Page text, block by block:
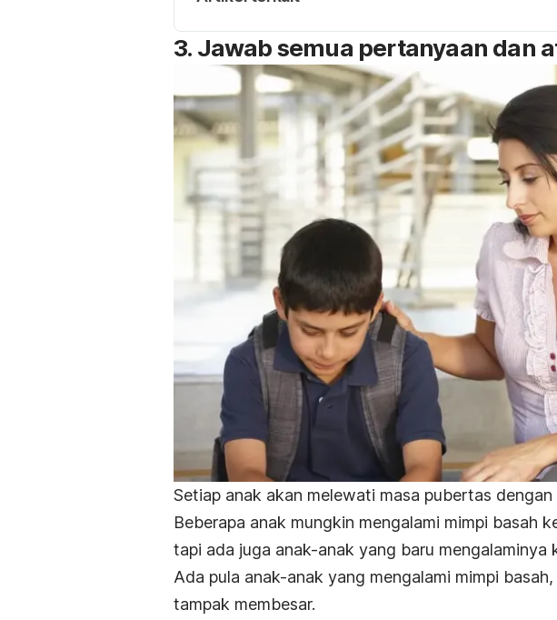
3. Jawab semua pertanyaan dan
Setiap anak akan melewati masa pubertas
Beberapa anak mungkin mengalami mimpi basah
tapi ada juga anak-anak yang baru mengalaminya
Ada pula anak-anak yang mengalami mimpi
tampak membesar.